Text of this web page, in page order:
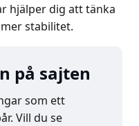
hjälper dig att tänka
stabilitet.
på sajten
som ett
Vill du se